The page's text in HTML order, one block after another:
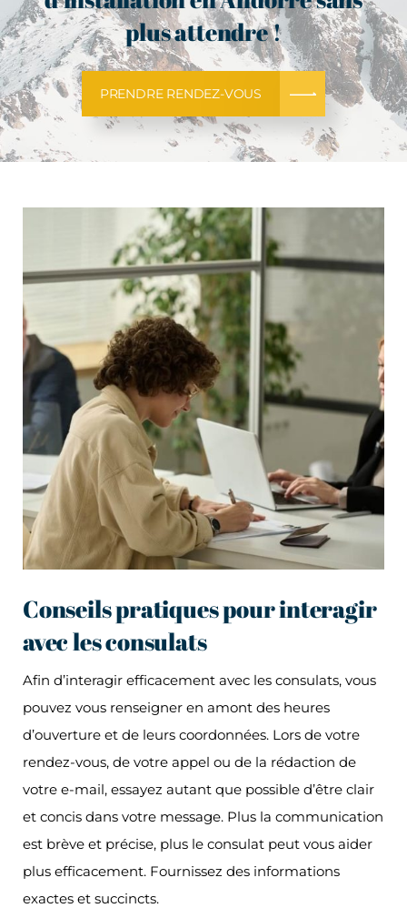
plus attendre !
PRENDRE RENDEZ-VOUS
Conseils pratiques pour interagir
avec les consulats
Afin d’interagir efficacement avec les consulats, vous
pouvez vous renseigner en amont des heures
d’ouverture et de leurs coordonnées. Lors de votre
rendez-vous, de votre appel ou de la rédaction de
votre e-mail, essayez autant que possible d’être clair
et concis dans votre message. Plus la communication
est brève et précise, plus le consulat peut vous aider
plus efficacement. Fournissez des informations
exactes et succincts.